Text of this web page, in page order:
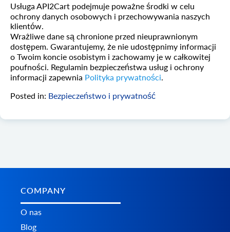
Usługa API2Cart podejmuje poważne środki w celu
ochrony danych osobowych i przechowywania naszych
klientów.
Wrażliwe dane są chronione przed nieuprawnionym
dostępem. Gwarantujemy, że nie udostępnimy informacji
o Twoim koncie osobistym i zachowamy je w całkowitej
poufności. Regulamin bezpieczeństwa usług i ochrony
informacji zapewnia Polityka prywatności
Posted in: Bezpieczeństwo i prywatność
COMPANY
O nas
Blog